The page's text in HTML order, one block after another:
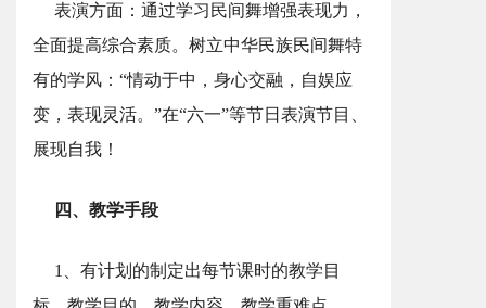
表演方面：通过学习民间舞增强表现力，
全面提高综合素质。树立中华民族民间舞特
有的学风：“情动于中，身心交融，自娱应
变，表现灵活。”在“六一”等节日表演节目、
展现自我！
四、教学手段
1、有计划的制定出每节课时的教学目